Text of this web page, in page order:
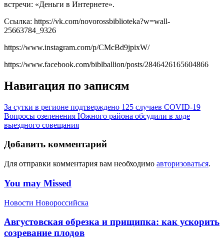
встречи: «Деньги в Интернете».
Ссылка: https://vk.com/novorossbiblioteka?w=wall-
25663784_9326
https://www.instagram.com/p/CMcBd9jpixW/
https://www.facebook.com/biblballion/posts/2846426165604866
Навигация по записям
За сутки в регионе подтверждено 125 случаев COVID-19
Вопросы озеленения Южного района обсудили в ходе
выездного совещания
Добавить комментарий
Для отправки комментария вам необходимо авторизоваться.
You may Missed
Новости Новороссийска
Августовская обрезка и прищипка: как ускорить
созревание плодов